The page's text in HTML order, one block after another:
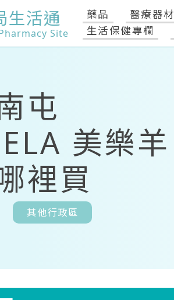
生活通
Site
藥品 醫療器材
生活保健專欄
屯
美樂羊
裡買
其他行政區